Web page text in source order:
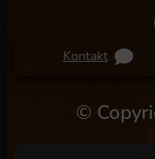
Kontakt
©